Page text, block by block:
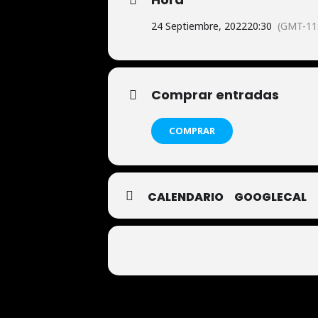
24 Septiembre, 202220:30 (GMT-
Comprar entradas
COMPRAR
CALENDARIO GOOGLECAL